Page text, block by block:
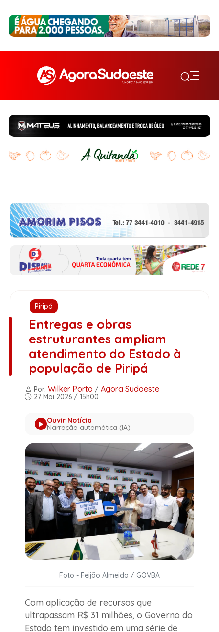
Piripá
Entregas e obras
estruturantes ampliam
atendimento do Estado à
população de Piripá
Por: Wilker Porto / Agora Sudoeste
27 Mai 2026 / 15h00
Ouvir Notícia
Narração automática (IA)
Foto - Feijão Almeida / GOVBA
Com aplicação de recursos que
ultrapassam R$ 31 milhões, o Governo do
Estado tem investido em uma série de